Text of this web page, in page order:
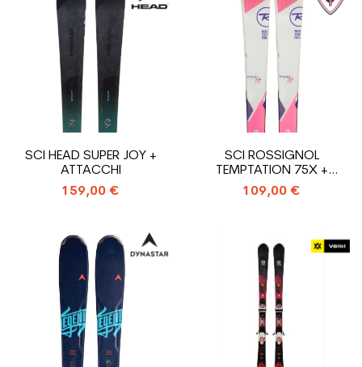
SCI HEAD SUPER JOY +
ATTACCHI
159,00 €
SCI ROSSIGNOL
TEMPTATION 75X +
ATTACCHI
109,00 €